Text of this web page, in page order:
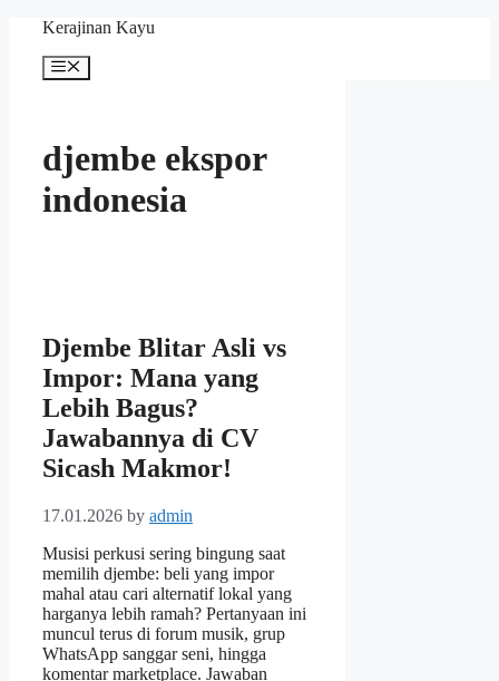
content
Kerajinan Kayu
Menu
djembe ekspor
indonesia
Djembe Blitar Asli vs
Impor: Mana yang
Lebih Bagus?
Jawabannya di CV
Sicash Makmor!
17.01.2026 by admin
Musisi perkusi sering bingung saat
memilih djembe: beli yang impor
mahal atau cari alternatif lokal yang
harganya lebih ramah? Pertanyaan ini
muncul terus di forum musik, grup
WhatsApp sanggar seni, hingga
komentar marketplace. Jawaban